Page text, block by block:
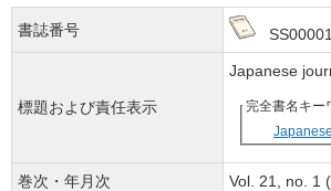
書誌番号
標題および責任表示
Japanese
完全書名キー
巻次・年月次 Vol. 21, no. 1